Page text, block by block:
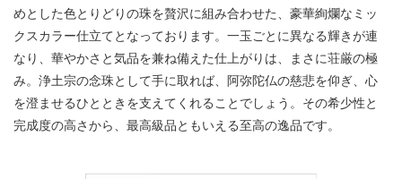
めとした色とりどりの珠を贅沢に組み合わせた、豪華絢爛なミッ
クスカラー仕立てとなっております。一玉ごとに異なる輝きが連
なり、華やかさと気品を兼ね備えた仕上がりは、まさに荘厳の極
み。浄土宗の念珠として手に取れば、阿弥陀仏の慈悲を仰ぎ、心
を澄ませるひとときを支えてくれることでしょう。その希少性と
完成度の高さから、最高級品ともいえる至高の逸品です。